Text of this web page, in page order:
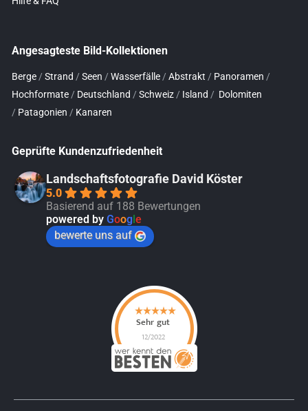
Angesagteste Bild-Kollektionen
Berge/ Strand / Seen / Wasserfälle/ Abstrakt / Panoramen /
Hochformate/ Deutschland / Schweiz/ Island / Dolomiten
/ Patagonien / Kanaren
Geprüfte Kundenzufriedenheit
Landschaftsfotografie David Köster
5.0
Basierend auf 188 Bewertungen
powered by Goog e
bewerte uns auf